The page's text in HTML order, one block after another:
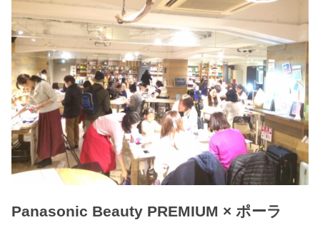
Panasonic Beauty PREMIUM × ポーラ